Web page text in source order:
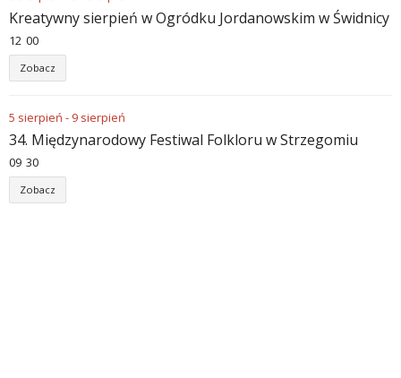
Kreatywny sierpień w Ogródku Jordanowskim w Świdnicy
12 00
Zobacz
5 sierpień - 9 sierpień
34. Międzynarodowy Festiwal Folkloru w Strzegomiu
09 30
Zobacz